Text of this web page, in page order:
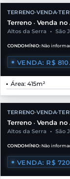
TERRENO•VENDA•
Terreno • Venda no
Altos da Serra • São
CONDOMÍNIO: Não
VENDA: R$
Área: 415m²
TERRENO•VENDA•
Terreno • Venda no
Altos da Serra • São
CONDOMÍNIO: Não
VENDA: R$